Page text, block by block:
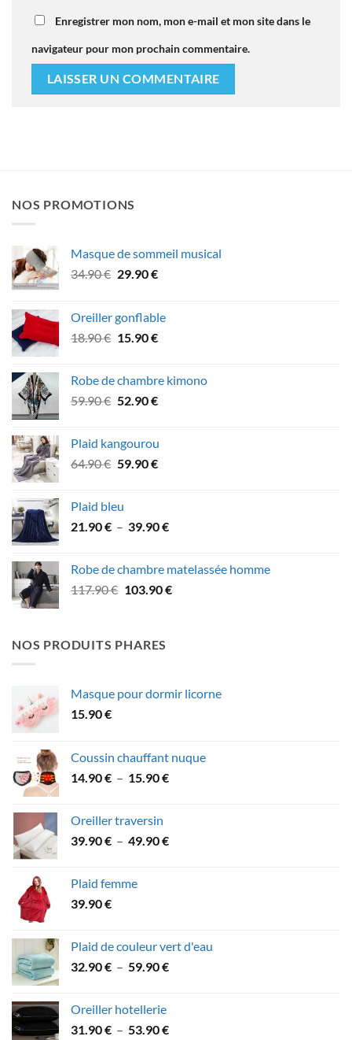
Enregistrer mon nom, mon e-mail et mon site dans le
navigateur pour mon prochain commentaire.
NOS PROMOTIONS
Masque de sommeil musical
34.90€ Le
était :
34.90 €.
29.90€Le
est :
29.90 €.
Oreiller gonflable
18.90€ Le
était :
18.90 €.
15.90€Le
est :
15.90 €.
Robe de chambre kimono
59.90€ Le
était :
59.90 €.
52.90€Le
est :
52.90 €.
Plaid kangourou
64.90€ Le
était :
64.90 €.
59.90€Le
59.90 €.
Plaid bleu
21.90€ – 39.90€Plage
21.90 €
à
Robe de chambre matelassée homme
117.90€ Le
était :
117.90 €.
103.90€Le
NOS PRODUITS PHARES
Masque pour dormir licorne
15.90€
Coussin chauffant nuque
14.90€ – 15.90€Plage
à
Oreiller traversin
39.90€ – 49.90€Plage
Plaid femme
39.90€
Plaid de couleur vert d'eau
32.90€ – 59.90€Plage
à
Oreiller hotellerie
31.90€ – 53.90€Plage